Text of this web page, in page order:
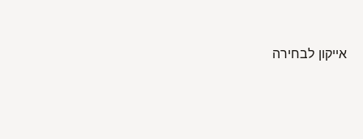
אייקון לבחירה